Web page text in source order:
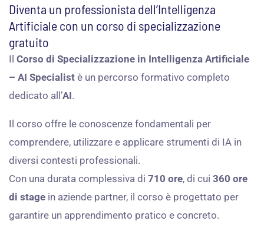
Diventa un professionista dell’Intelligenza
Artificiale con un corso di specializzazione
gratuito
Il Corso di Specializzazione in Intelligenza Artificiale
– AI Specialist è un percorso formativo completo
dedicato all’AI.
Il corso offre le conoscenze fondamentali per
comprendere, utilizzare e applicare strumenti di IA in
diversi contesti professionali.
Con una durata complessiva di 710 ore, di cui 360 ore
di stage in aziende partner, il corso è progettato per
garantire un apprendimento pratico e concreto.